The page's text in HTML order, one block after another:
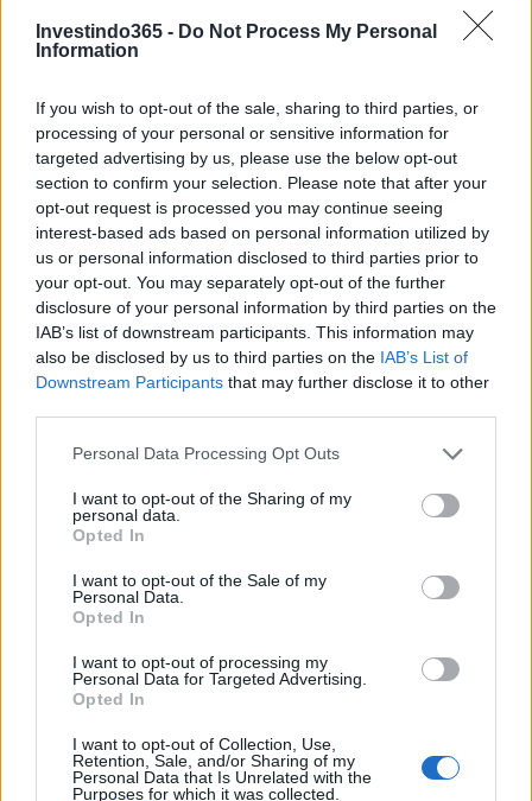
Investindo365 - Do Not Process My Personal
Information
If you wish to opt-out of the sale, sharing to third parties, or
processing of your personal or sensitive information for
targeted advertising by us, please use the below opt-out
section to confirm your selection. Please note that after your
opt-out request is processed you may continue seeing
interest-based ads based on personal information utilized by
us or personal information disclosed to third parties prior to
your opt-out. You may separately opt-out of the further
disclosure of your personal information by third parties on the
IAB’s list of downstream participants. This information may
also be disclosed by us to third parties on the IAB’s List of
Downstream Participants that may further disclose it to other
Please note that this website/app uses one or more Google
not limited to your visit or usage behaviour. You may click to
grant or deny consent to Google and its third-party tags to
use your data for below specified purposes in below Google
consent section.
Personal Data Processing Opt Outs
I want to opt-out of the Sharing of my
personal data.
Opted In
I want to opt-out of the Sale of my
Personal Data.
Opted In
I want to opt-out of processing my
Personal Data for Targeted Advertising.
Opted In
I want to opt-out of Collection, Use,
Retention, Sale, and/or Sharing of my
Personal Data that Is Unrelated with the
Purposes for which it was collected.
Continue lendo
NÃO CLASSIFICADO
Real e cripto: semana de estabilidade com Bitcoin a dominar
Rafael Oliveira · 10 ago 2026
NÃO CLASSIFICADO